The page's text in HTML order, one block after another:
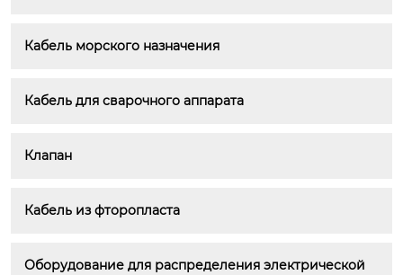
Кабель морского назначения
Кабель для сварочного аппарата
Клапан
Кабель из фторопласта
Оборудование для распределения электрической